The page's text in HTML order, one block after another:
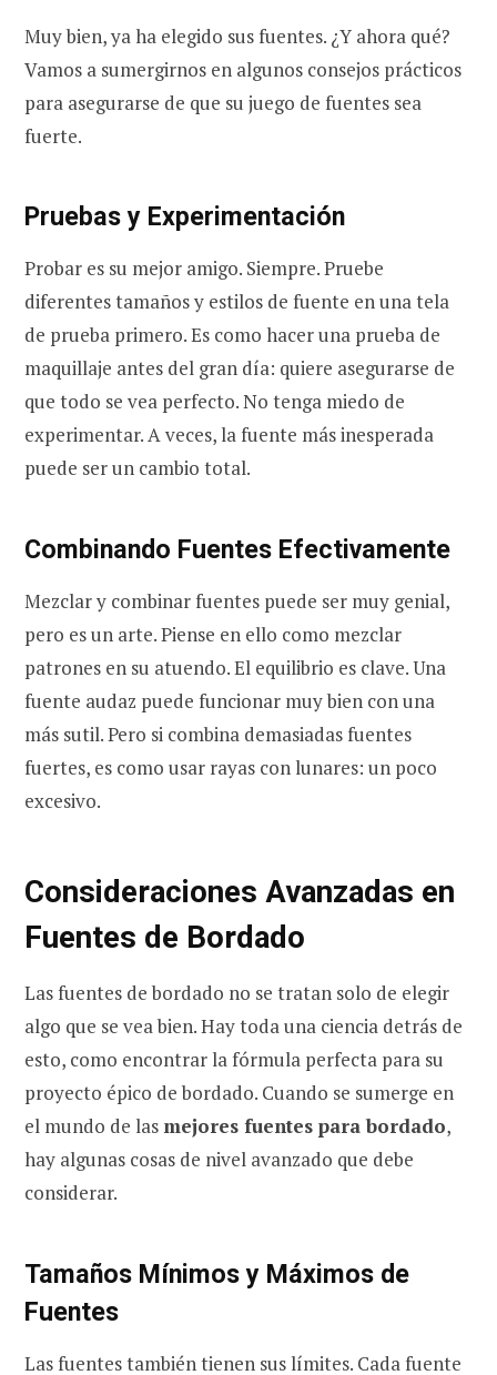
Muy bien, ya ha elegido sus fuentes. ¿Y ahora qué?
Vamos a sumergirnos en algunos consejos prácticos
para asegurarse de que su juego de fuentes sea
fuerte.
Pruebas y Experimentación
Probar es su mejor amigo. Siempre. Pruebe
diferentes tamaños y estilos de fuente en una tela
de prueba primero. Es como hacer una prueba de
maquillaje antes del gran día: quiere asegurarse de
que todo se vea perfecto. No tenga miedo de
experimentar. A veces, la fuente más inesperada
puede ser un cambio total.
Combinando Fuentes Efectivamente
Mezclar y combinar fuentes puede ser muy genial,
pero es un arte. Piense en ello como mezclar
patrones en su atuendo. El equilibrio es clave. Una
fuente audaz puede funcionar muy bien con una
más sutil. Pero si combina demasiadas fuentes
fuertes, es como usar rayas con lunares: un poco
excesivo.
Consideraciones Avanzadas en
Fuentes de Bordado
Las fuentes de bordado no se tratan solo de elegir
algo que se vea bien. Hay toda una ciencia detrás de
esto, como encontrar la fórmula perfecta para su
proyecto épico de bordado. Cuando se sumerge en
el mundo de las mejores fuentes para bordado,
hay algunas cosas de nivel avanzado que debe
considerar.
Tamaños Mínimos y Máximos de
Fuentes
Las fuentes también tienen sus límites. Cada fuente